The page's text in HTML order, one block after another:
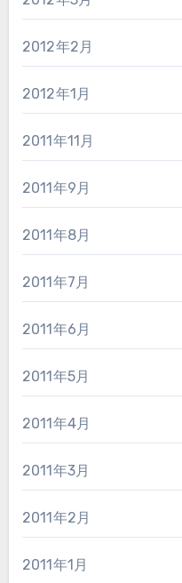
2012年2月
2012年1月
2011年11月
2011年9月
2011年8月
2011年7月
2011年6月
2011年5月
2011年4月
2011年3月
2011年2月
2011年1月